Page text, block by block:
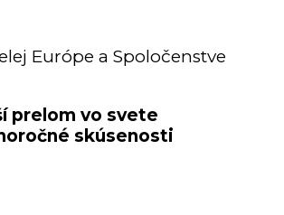
Európe a Spoločenstve
prelom vo svete
skúsenosti